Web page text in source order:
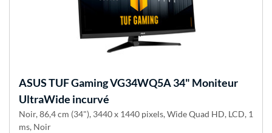
ASUSTUF Gaming VG34WQ5A 34" Moniteur
UltraWide incurvé
Noir, 86,4 cm (34"), 3440 x 1440 pixels, Wide Quad HD, LCD, 1
ms, Noir